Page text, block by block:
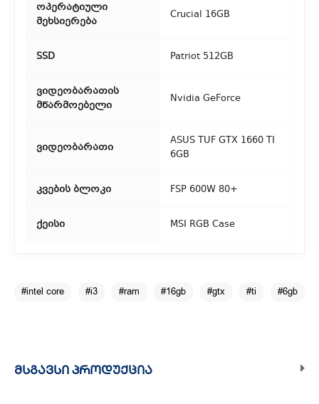
ოპერატიული
მეხსიერება
Crucial 16GB
SSD Patriot 512GB
ვიდეობარათის
მწარმოებელი
Nvidia GeForce
ვიდეობარათი
ASUS TUF GTX 1660 TI
6GB
კვების ბლოკი FSP 600W 80+
ქეისი MSI RGB Case
#intel core #i3 #ram #16gb #gtx #ti #6gb
ᲛᲡᲒᲐᲕᲡᲘ ᲞᲠᲝᲓᲣᲥᲪᲘᲐ